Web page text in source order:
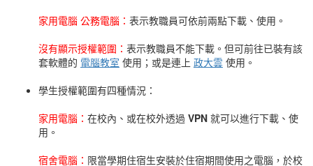
家用電腦 公務電腦： 表示教職員可依前兩點下載、使用。
沒有顯示授權範圍： 表示教職員不能下載。但可前往已裝有該
套軟體的 電腦教室 使用；或是連上 政大雲 使用。
學生授權範圍有四種情況：
家用電腦： 在校內、或在校外透過 VPN 就可以進行下載、使
用。
宿舍電腦： 限當學期住宿生安裝於住宿期間使用之電腦，於校